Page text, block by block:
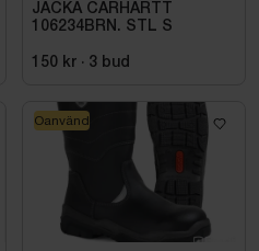
JACKA CARHARTT
106234BRN. STL S
150 kr · 3 bud
Oanvänd